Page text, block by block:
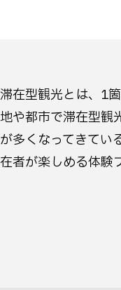
滞在型観光とは、1
地や都市で滞在型観
が多くなってきてい
在者が楽しめる体験